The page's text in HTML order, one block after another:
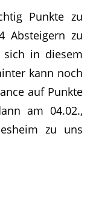
Punkte zu
Absteigern zu
sich in diesem
kann noch
auf Punkte
am 04.02.,
zu uns